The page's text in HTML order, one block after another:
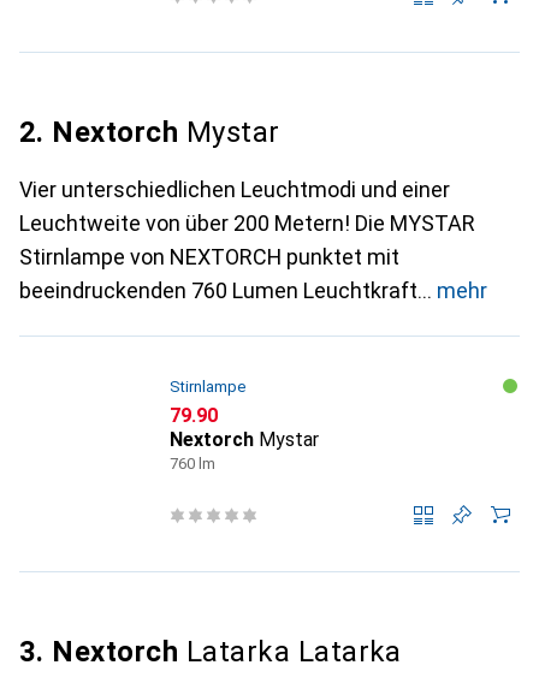
2. Nextorch Mystar
Vier unterschiedlichen Leuchtmodi und einer
Leuchtweite von über 200 Metern! Die MYSTAR
Stirnlampe von NEXTORCH punktet mit
beeindruckenden 760 Lumen Leuchtkraft
mehr
Stirnlampe
CHF
79.90
Nextorch Mystar
760 lm
3. Nextorch Latarka Latarka